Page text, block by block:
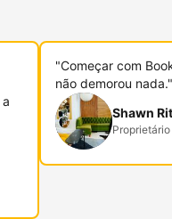
"Começar com
não demorou nada."
Shawn